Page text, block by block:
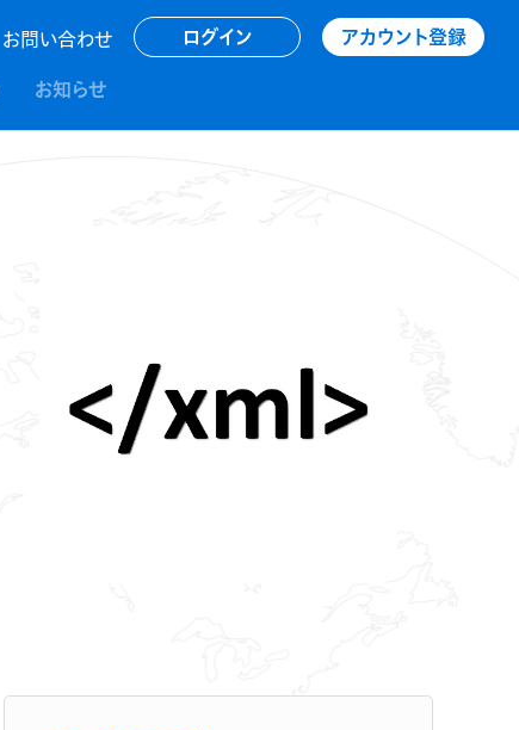
お問い合わせ ログイン アカウント登録
お知らせ